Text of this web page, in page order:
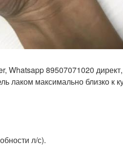
Whatsapp 89507071020 директ,
лаком максимально близко к
л/с).